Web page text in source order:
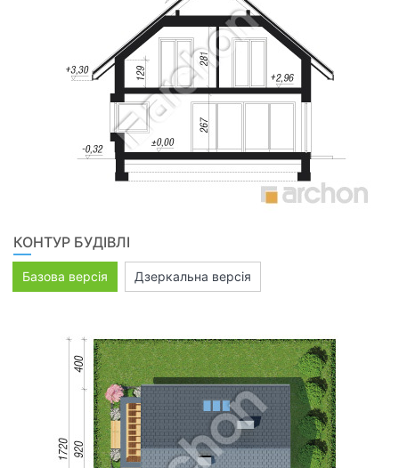
КОНТУР БУДІВЛІ
Базова версія Дзеркальна версія